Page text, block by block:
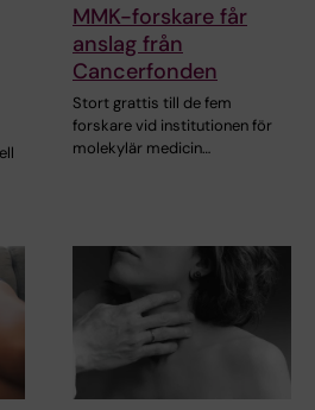
MMK-forskare får
anslag från
Cancerfonden
Stort grattis till de fem
forskare vid institutionen för
molekylär medicin…